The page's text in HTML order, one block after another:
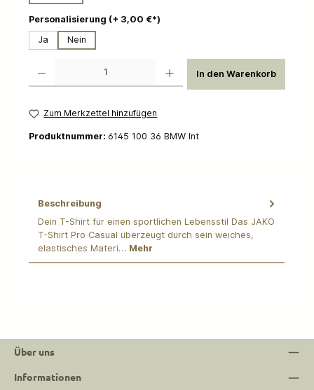
Personalisierung (+ 3,00 €*)
Ja
Nein
In den Warenkorb
Zum Merkzettel hinzufügen
Produktnummer: 6145 100 36 BMW Int
Beschreibung
Dein T-Shirt für einen sportlichen Lebensstil Das JAKO
T-Shirt Pro Casual überzeugt durch sein weiches,
elastisches Materi… Mehr
Über uns
Informationen